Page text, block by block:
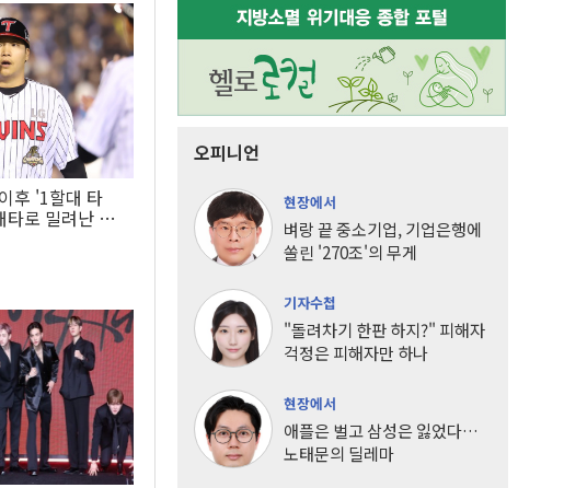
후 '1할대 타
로 밀려난 LG
오피니언
현장에서
벼랑 끝 중소기업, 기업은행에
쏠린 '270조'의 무게
기자수첩
"돌려차기 한판 하지?" 피해자
걱정은 피해자만 하나
현장에서
애플은 벌고 삼성은 잃었다…
노태문의 딜레마